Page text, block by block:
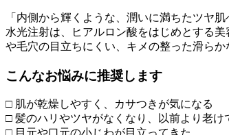
「内側から輝くような、潤いに満ちたツヤ肌
水光注射は、ヒアルロン酸をはじめとする
や毛穴の目立ちにくい、キメの整った滑ら
こんなお悩みに推奨します
□ 肌が乾燥しやすく、カサつきが気になる
□ 髪のハリやツヤがなくなり、以前より老け